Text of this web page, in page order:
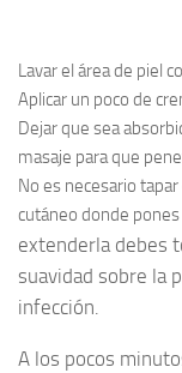
Lavar el área de piel
Aplicar un poco de
Dejar que sea
masaje para que
No es necesario
cutáneo donde pones
extenderla debes
suavidad sobre la
infección.
A los pocos